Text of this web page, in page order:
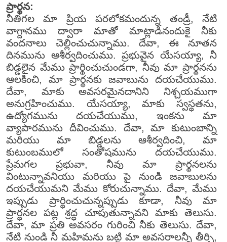
ప్రార్థన:
నీతిగల మా ప్రియ పరలోకమందున్న తండ్రీ, నేటి
వాగ్దానము ద్వారా మాతో మాట్లాడినందుకై నీకు
వందనాలు చెల్లించుచున్నాము. దేవా, ఈ నూతన
దినమును ఆశీర్వదించుము. ప్రభువైన యేసయ్యా, నీ
బిడ్డలైన మేము ప్రార్థించుచుండగా, నీవు మా ప్రార్థనను
ఆలకించి, మా ప్రార్థనకు జవాబును దయచేయుము.
దేవా, మాకు అవసరమైనదానిని నిశ్చయముగా
అనుగ్రహించుము. యేసయ్యా, మాకు స్వస్థతను,
ఉద్యోగమును దయచేయుము, ఇంకను మా
వ్యాపారమును దీవించుము. దేవా, మా కుటుంబాన్ని
మరియు మా బిడ్డలను ఆశీర్వదించి, మా
కుటుంబములో సంతోషమును దయచేయుము.
ప్రేమగల ప్రభువా, నీవు మా ప్రార్థనలను
వింటున్నావనియు మరియు పై నుండి జవాబులను
దయచేయుమని మేము కోరుచున్నాము. దేవా, మేము
ఇప్పుడు ప్రార్థించుచున్నప్పుడు కూడా, నీవు మా
ప్రార్థనల పట్ల శ్రద్ధ చూపుతున్నావని మాకు తెలుసు.
దేవా, మా ప్రతి అవసరం గురించి నీకు తెలుసు. దేవా,
నేటి నుండి నీ మహిమను బట్టి మా అవసరాలన్నీ తీర్చి,